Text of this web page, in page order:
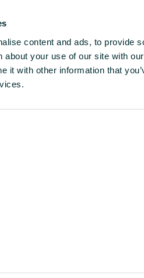
content and ads, to provide
about your use of our site with
it with other information that